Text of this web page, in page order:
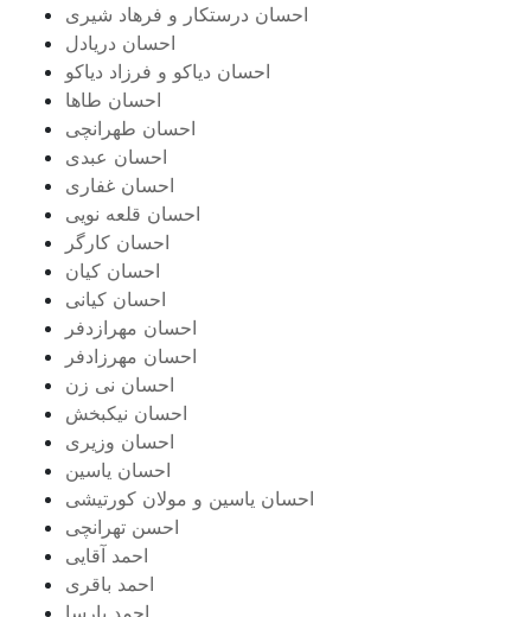
احسان درستكار و فرهاد شيرى
احسان دریادل
احسان دیاکو و فرزاد دیاکو
احسان طاها
احسان طهرانچی
احسان عبدی
احسان غفاری
احسان قلعه نویی
احسان کارگر
احسان کیان
احسان کیانی
احسان مهرازدفر
احسان مهرزادفر
احسان نی زن
احسان نیکبخش
احسان وزیری
احسان یاسین
احسان یاسین و مولان کورتیشی
احسن تهرانچی
احمد آقایی
احمد باقری
احمد پارسا